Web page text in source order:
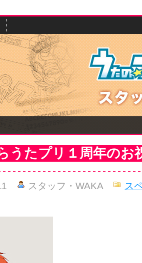
うたプリ１周年のお
スタッフ・WAKA ス